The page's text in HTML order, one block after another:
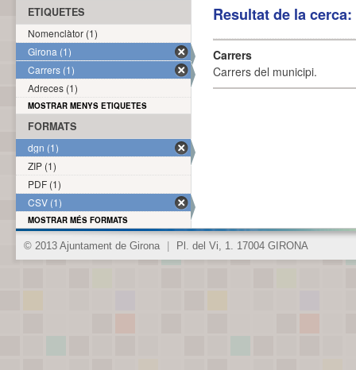
Resultat de la
Carrers
Carrers del municipi.
ETIQUETES
Nomenclàtor (1)
Girona (1)
Carrers (1)
Adreces (1)
MOSTRAR MENYS ETIQUETES
FORMATS
dgn (1)
ZIP (1)
PDF (1)
CSV (1)
MOSTRAR MÉS FORMATS
© 2013 Ajuntament de Girona Pl. del Vi, 1. 17004 GIRONA